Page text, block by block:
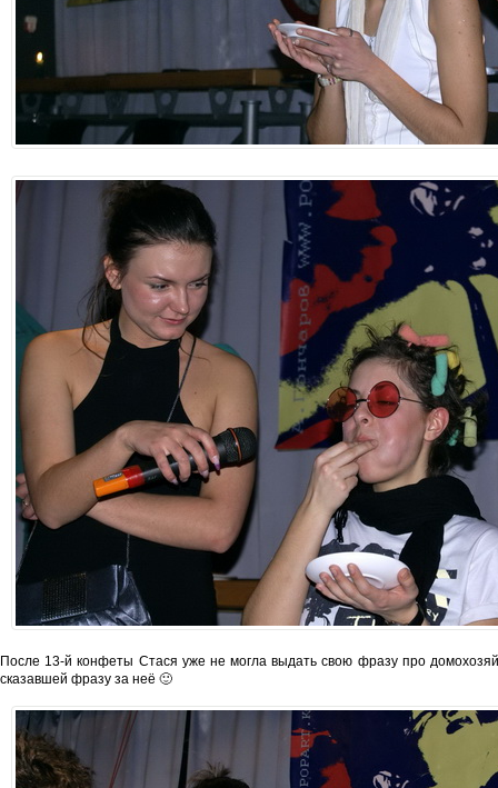
После 13-й конфеты Стася уже не могла выдать свою фразу про
сказавшей фразу за неё 🙂